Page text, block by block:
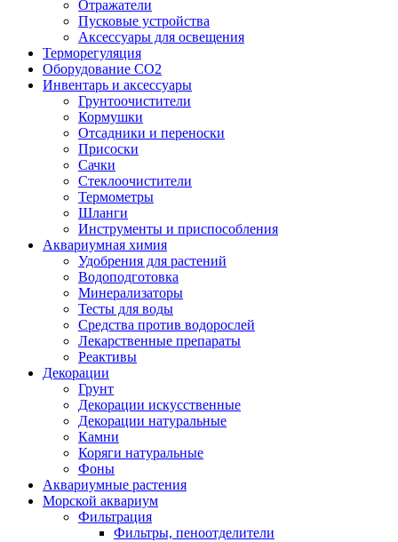
Отражатели
Пусковые устройства
Аксессуары для освещения
Терморегуляция
Оборудование CO2
Инвентарь и аксессуары
Грунтоочистители
Кормушки
Отсадники и переноски
Присоски
Сачки
Стеклоочистители
Термометры
Шланги
Инструменты и приспособления
Аквариумная химия
Удобрения для растений
Водоподготовка
Минерализаторы
Тесты для воды
Средства против водорослей
Лекарственные препараты
Реактивы
Декорации
Грунт
Декорации искусственные
Декорации натуральные
Камни
Коряги натуральные
Фоны
Аквариумные растения
Морской аквариум
Фильтрация
Фильтры, пеноотделители